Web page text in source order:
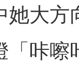
她大
「咔嚓